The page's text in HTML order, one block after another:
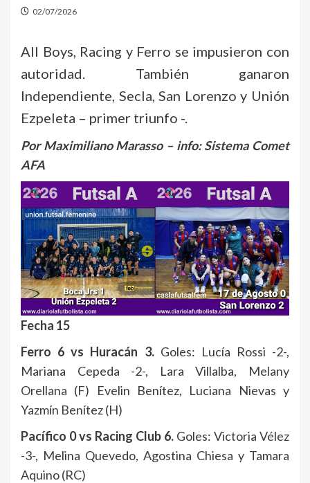
02/07/2026
All Boys, Racing y Ferro se impusieron con
autoridad. También ganaron
Independiente, Secla, San Lorenzo y Unión
Ezpeleta – primer triunfo -.
Por Maximiliano Marasso – info: Sistema Comet
AFA
Fecha 15
Ferro 6 vs Huracán 3.Goles: Lucía Rossi -2-,
Mariana Cepeda -2-, Lara Villalba, Melany
Orellana (F) Evelin Benítez, Luciana Nievas y
Yazmín Benítez (H)
Pacífico 0 vs Racing Club 6. Goles: Victoria Vélez
-3-, Melina Quevedo, Agostina Chiesa y Tamara
Aquino (RC)